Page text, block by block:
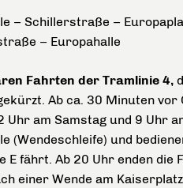
– Schillerstraße –
– Europahalle
Fahrten der Tramlinie 4,
Ab ca. 30 Minuten
Uhr am Samstag und 9 Uhr
(Wendeschleife) und
E fährt. Ab 20 Uhr enden
einer Wende am